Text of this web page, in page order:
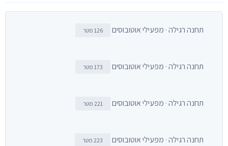
תחנה רגילה · מפעילי אוטובוסים 126 מטר
תחנה רגילה · מפעילי אוטובוסים 173 מטר
תחנה רגילה · מפעילי אוטובוסים 221 מטר
תחנה רגילה · מפעילי אוטובוסים 223 מטר